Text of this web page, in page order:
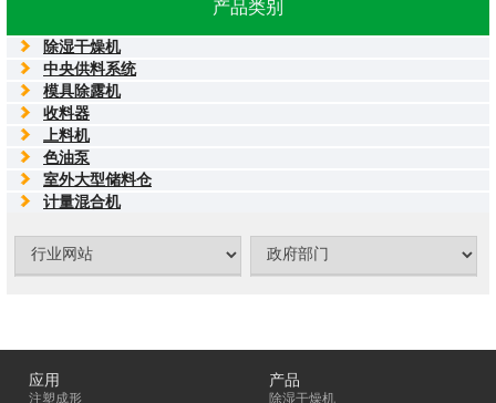
产品类别
除湿干燥机
中央供料系统
模具除露机
收料器
上料机
色油泵
室外大型储料仓
计量混合机
应用
注塑成形
产品
除湿干燥机